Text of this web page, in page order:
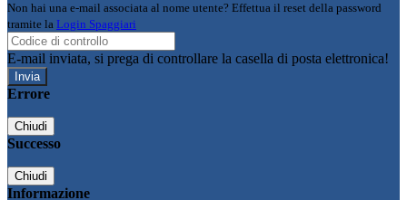
Non hai una e-mail associata al nome utente? Effettua il reset della password
tramite la Login Spaggiari
E-mail inviata, si prega di controllare la casella di posta elettronica!
Errore
Chiudi
Successo
Chiudi
Informazione